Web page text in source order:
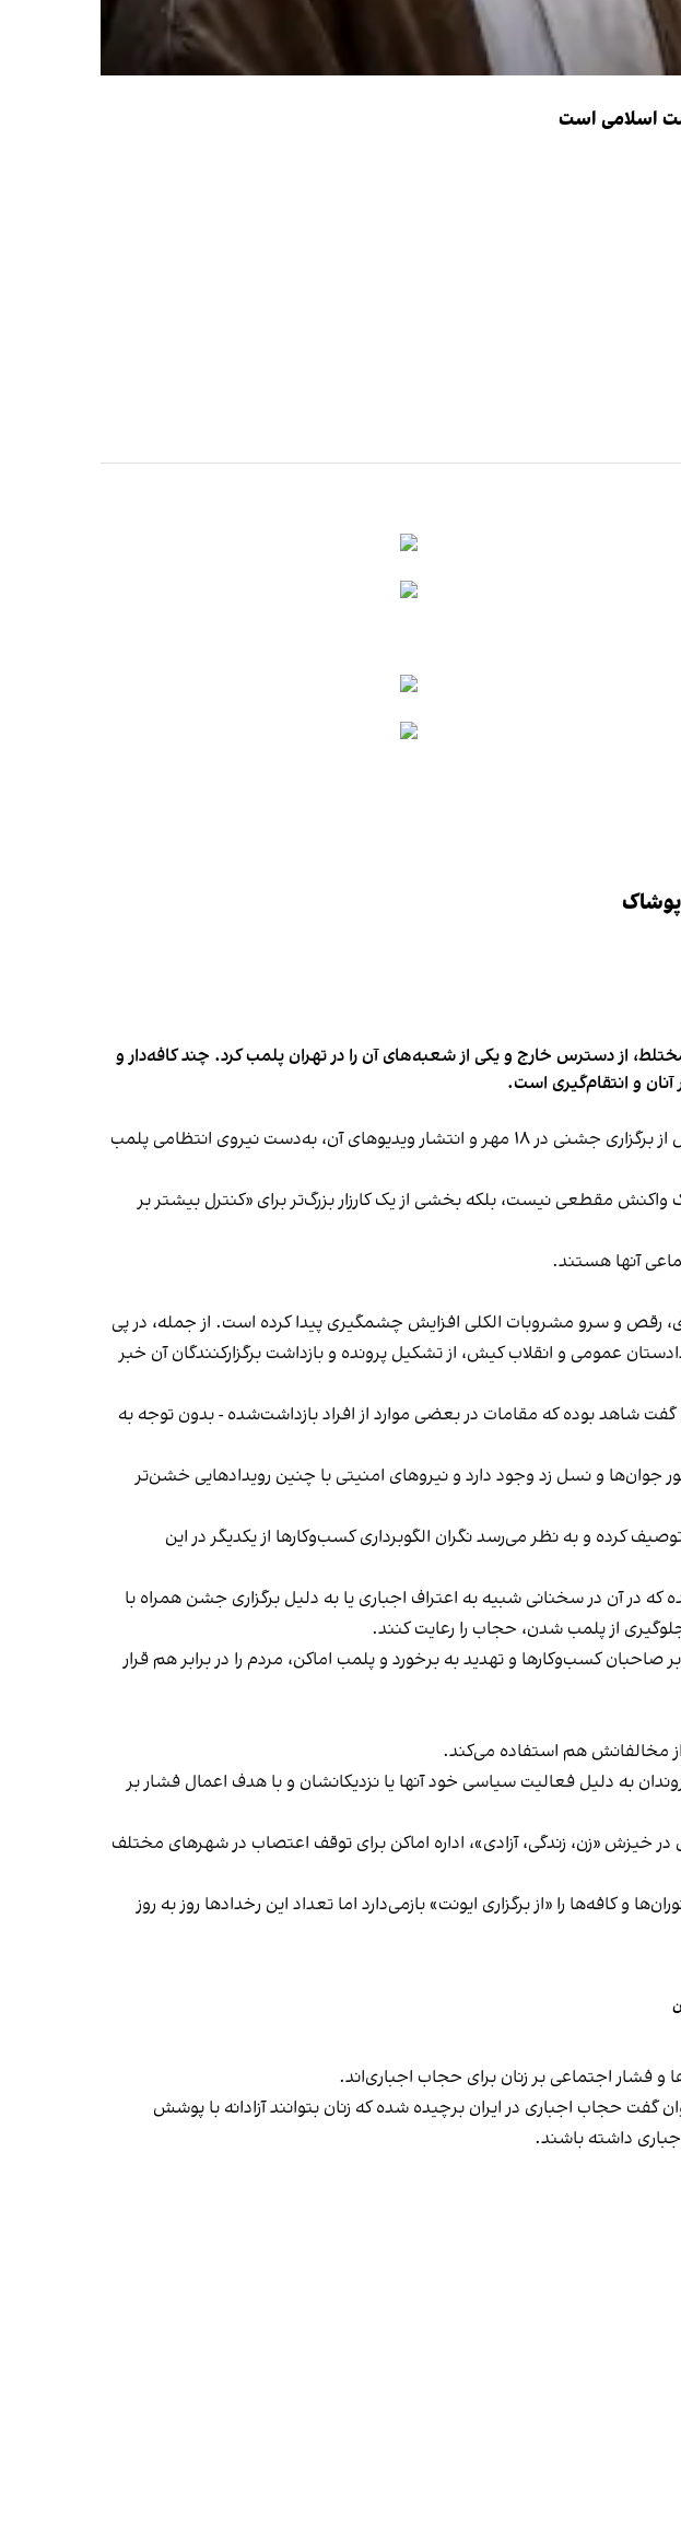
اسلامی است
از دسترس خارج و یکی از شعبه‌های آن را در تهران پلمب کرد. چند کافه‌‌دار و
و انتقام‌گیری است.
برخی رسانه‌ها در ایران گزارش دادند فروشگاه جین‌وست در خیابان فرشته تهران، شنبه ۱۹ مهر و پس از برگزاری جشنی در ۱۸ مهر و انتشار ویدیوهای آن، به‌دست نیروی انتظامی پلمب
واکنش مقطعی نیست، بلکه بخشی از یک کارزار بزرگ‌تر برای «کنترل بیشتر بر
آنها هستند.
رقص و سرو مشروبات الکلی افزایش چشمگیری پیدا کرده است. از جمله، در پی
عمومی و انقلاب کیش، از تشکیل پرونده و بازداشت برگزارکنندگان آن خبر
گفت شاهد بوده که مقامات در بعضی موارد از افراد بازداشت‌‌شده - بدون توجه به
و نسل زد وجود دارد و نیروهای امنیتی با چنین رویدادهایی خشن‌تر
کرده و به نظر می‌رسد نگران الگوبرداری کسب‌وکارها از یکدیگر در این
در آن در سخنانی شبیه به اعتراف اجباری یا به دلیل برگزاری جشن همراه با
از پلمب شدن، حجاب را رعایت کنند.
کسب‌وکارها و تهدید به برخورد و پلمب اماکن، مردم را در برابر هم قرار
مخالفانش هم استفاده می‌کند.
به دلیل فعالیت سیاسی خود آنها یا نزدیکانشان و با هدف اعمال فشار بر
در آذر ۱۴۰۱ و همزمان با اعتراضات سراسری در خیزش «زن، زندگی، آزادی»، اداره اماکن برای توقف اعتصاب در شهرهای مختلف
کافه‌ها را «از برگزاری ایونت» بازمی‌دارد اما تعداد این رخدادها روز به روز
گفت حجاب اجباری در ایران برچیده شده که زنان بتوانند آزادانه با پوشش
داشته باشند.